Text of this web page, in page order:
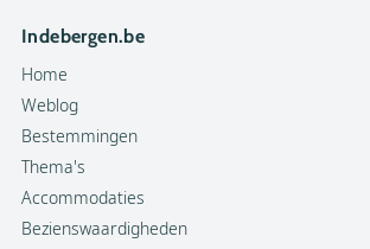
Indebergen.be
Home
Weblog
Bestemmingen
Thema's
Accommodaties
Bezienswaardigheden